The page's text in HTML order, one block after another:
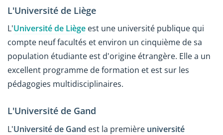
L'Université de Liège
L'Université de Liège est une université publique qui
compte neuf facultés et environ un cinquième de sa
population étudiante est d'origine étrangère. Elle a un
excellent programme de formation et est sur les
pédagogies multidisciplinaires.
L'Université de Gand
L'Université de Gand est la première université